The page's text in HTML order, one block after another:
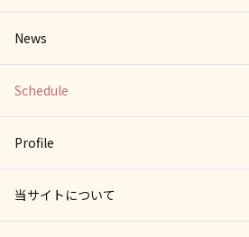
News
Schedule
Profile
当サイトについて